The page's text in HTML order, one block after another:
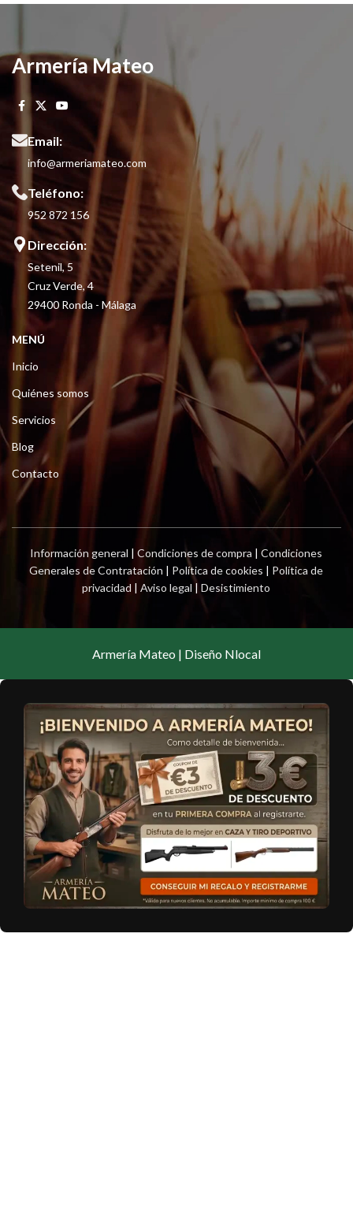
Armería Mateo
Email:
info@armeriamateo.com
Teléfono:
952 872 156
Dirección:
Setenil, 5
Cruz Verde, 4
29400 Ronda - Málaga
MENÚ
Inicio
Quiénes somos
Servicios
Blog
Contacto
Información general |Condiciones de compra |Condiciones
Generales de Contratación | Política de cookies | Política de
privacidad |Aviso legal |Desistimiento
Armería Mateo | Diseño Nlocal